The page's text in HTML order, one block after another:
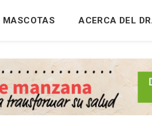
MASCOTAS ACERCA DEL